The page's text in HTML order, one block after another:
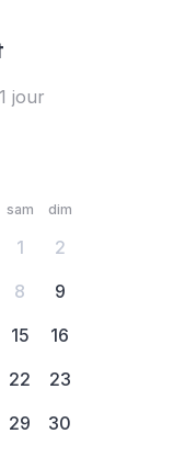
jour
sam dim
1
2
8
9
15
16
22
23
29
30